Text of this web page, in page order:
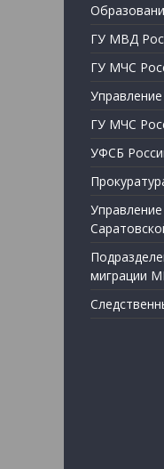
ГУ МВД
ГУ МЧС
ГУ МЧС
УФСБ
миграции